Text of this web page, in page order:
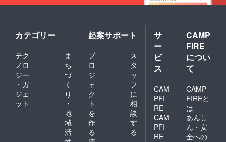
カテゴリー
テク
ノロ
ジー
・ガ
ジェ
ット
ま
ち
づ
く
り
・
地
域
活
起案サポート
プ
ロ
ジ
ェ
ク
ト
を
作
る
ス
タ
ッ
フ
に
相
談
す
る
サ
ー
ビ
ス
CAM
PFI
RE
CAM
PFI
RE
CAMP
FIRE
につい
て
CAMP
FIREと
は
あんし
ん・安
全への